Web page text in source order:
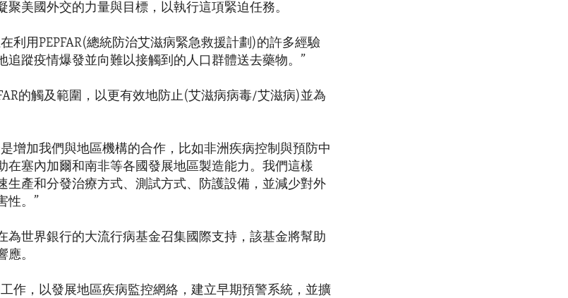
聚美國外交的力量與目標，以執行這項緊迫任務。
利用PEPFAR(總統防治艾滋病緊急救援計劃)的許多經驗
蹤疫情爆發並向難以接觸到的人口群體送去藥物。”
的觸及範圍，以更有效地防止(艾滋病病毒/艾滋病)並為
增加我們與地區機構的合作，比如非洲疾病控制與預防中
在塞內加爾和南非等各國發展地區製造能力。我們這樣
生產和分發治療方式、測試方式、防護設備，並減少對外
性。”
為世界銀行的大流行病基金召集國際支持，該基金將幫助
應。
作，以發展地區疾病監控網絡，建立早期預警系統，並擴